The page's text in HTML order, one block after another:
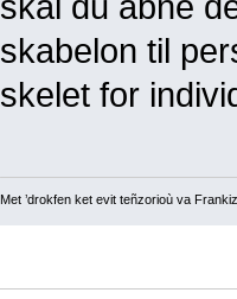
skabelon til
skelet for
Met ’drokfen ket evit teñzorioù va